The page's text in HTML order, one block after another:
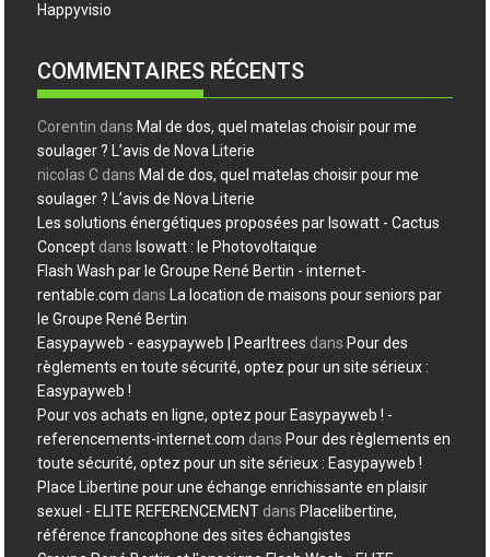
Happyvisio
COMMENTAIRES RÉCENTS
Corentin dans Mal de dos, quel matelas choisir pour me
soulager ? L’avis de Nova Literie
nicolas C dans Mal de dos, quel matelas choisir pour me
soulager ? L’avis de Nova Literie
Les solutions énergétiques proposées par Isowatt - Cactus
Concept dans Isowatt : le Photovoltaique
Flash Wash par le Groupe René Bertin - internet-
rentable.com dans
La location de maisons pour seniors par
le Groupe René Bertin
Easypayweb - easypayweb | Pearltrees dans Pour des
règlements en toute sécurité, optez pour un site sérieux :
Easypayweb !
Pour vos achats en ligne, optez pour Easypayweb ! -
referencements-internet.com dans Pour des règlements en
toute sécurité, optez pour un site sérieux : Easypayweb !
Place Libertine pour une échange enrichissante en plaisir
sexuel - ELITE REFERENCEMENT dans Placelibertine,
référence francophone des sites échangistes